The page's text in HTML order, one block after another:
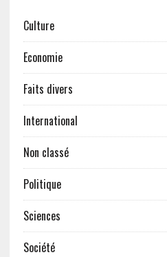
Culture
Economie
Faits divers
International
Non classé
Politique
Sciences
Société